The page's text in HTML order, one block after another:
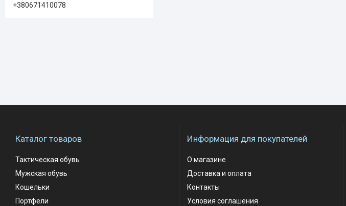
+380671410078
Каталог товаров
Тактическая обувь
Мужская обувь
Кошельки
Портфели
Информация для покупателей
О магазине
Доставка и оплата
Контакты
Условия соглашения